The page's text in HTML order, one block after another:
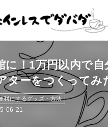
に！1万円以内で自
ターをつくってみ
利にするグッズ・方法
06-21